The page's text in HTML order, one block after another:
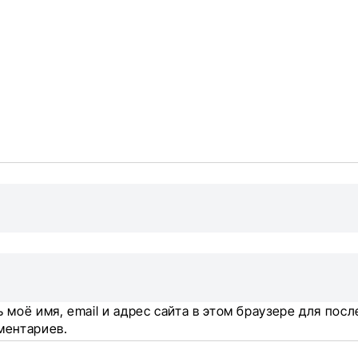
моё имя, email и адрес сайта в этом браузере для